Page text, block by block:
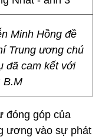
Minh Hồng đề
Trung ương chú
đã cam kết với
B.M
đóng góp của
ương vào sự phát